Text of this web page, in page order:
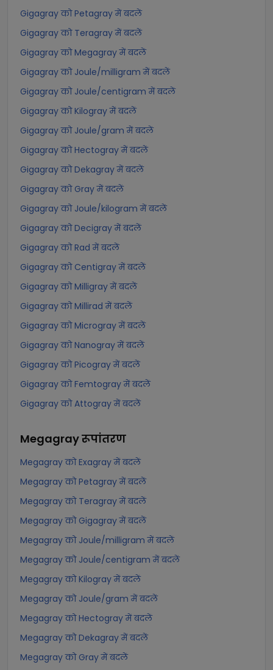
Gigagray को Petagray में बदलें
Gigagray को Teragray में बदलें
Gigagray को Megagray में बदलें
Gigagray को Joule/milligram में बदलें
Gigagray को Joule/centigram में बदलें
Gigagray को Kilogray में बदलें
Gigagray को Joule/gram में बदलें
Gigagray को Hectogray में बदलें
Gigagray को Dekagray में बदलें
Gigagray को Gray में बदलें
Gigagray को Joule/kilogram में बदलें
Gigagray को Decigray में बदलें
Gigagray को Rad में बदलें
Gigagray को Centigray में बदलें
Gigagray को Milligray में बदलें
Gigagray को Millirad में बदलें
Gigagray को Microgray में बदलें
Gigagray को Nanogray में बदलें
Gigagray को Picogray में बदलें
Gigagray को Femtogray में बदलें
Gigagray को Attogray में बदलें
Megagrayरूपांतरण
Megagray को Exagray में बदलें
Megagray को Petagray में बदलें
Megagray को Teragray में बदलें
Megagray को Gigagray में बदलें
Megagray को Joule/milligram में बदलें
Megagray को Joule/centigram में बदलें
Megagray को Kilogray में बदलें
Megagray को Joule/gram में बदलें
Megagray को Hectogray में बदलें
Megagray को Dekagray में बदलें
Megagray को Gray में बदलें